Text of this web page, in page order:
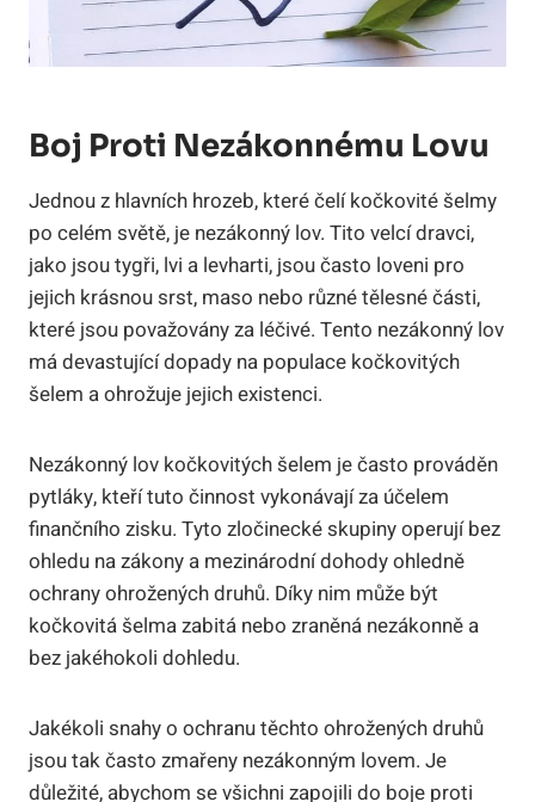
Boj Proti Nezákonnému Lovu
Jednou z hlavních hrozeb, které čelí kočkovité šelmy
po celém světě, je nezákonný lov. Tito velcí dravci,
jako jsou tygři, lvi a levharti, jsou často loveni pro
jejich krásnou srst, maso nebo různé tělesné části,
které jsou považovány za léčivé. Tento nezákonný lov
má devastující dopady na populace kočkovitých
šelem a ohrožuje jejich existenci.
Nezákonný lov kočkovitých šelem je často prováděn
pytláky, kteří tuto činnost vykonávají za účelem
finančního zisku. Tyto zločinecké skupiny operují bez
ohledu na zákony a mezinárodní dohody ohledně
ochrany ohrožených druhů. Díky nim může být
kočkovitá šelma zabitá nebo zraněná nezákonně a
bez jakéhokoli dohledu.
Jakékoli snahy o ochranu těchto ohrožených druhů
jsou tak často zmařeny nezákonným lovem. Je
důležité, abychom se všichni zapojili do boje proti